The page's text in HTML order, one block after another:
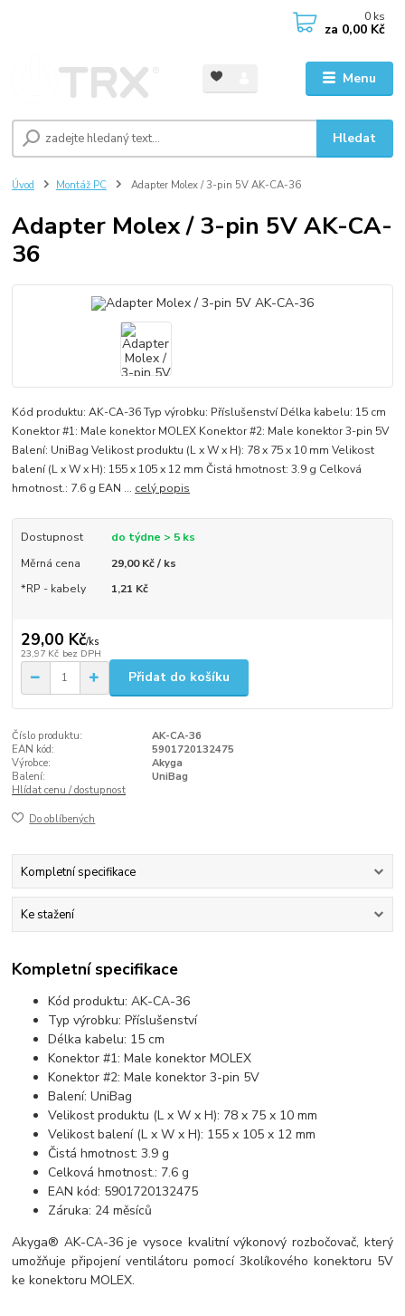
Menu
Hledat
0 ks
za 0,00 Kč
Úvod Montáž PC Adapter Molex / 3-pin 5V AK-CA-36
Adapter Molex / 3-pin 5V AK-CA-
36
Kód produktu: AK-CA-36 Typ výrobku: Příslušenství Délka kabelu: 15 cm
Konektor #1: Male konektor MOLEX Konektor #2: Male konektor 3-pin 5V
Balení: UniBag Velikost produktu (L x W x H): 78 x 75 x 10 mm Velikost
balení (L x W x H): 155 x 105 x 12 mm Čistá hmotnost: 3.9 g Celková
hmotnost.: 7.6 g EAN ... celý popis
Dostupnost
do týdne > 5 ks
Měrná cena
29,00 Kč / ks
*RP - kabely
1,21 Kč
29,00 Kč/ks
23,97 Kč bez DPH
Přidat do košíku
Číslo produktu:
AK-CA-36
EAN kód:
5901720132475
Výrobce:
Akyga
Balení:
UniBag
Hlídat cenu / dostupnost
Do oblíbených
Kompletní specifikace
Ke stažení
Kompletní specifikace
Kód produktu: AK-CA-36
Typ výrobku: Příslušenství
Délka kabelu: 15 cm
Konektor #1: Male konektor MOLEX
Konektor #2: Male konektor 3-pin 5V
Balení: UniBag
Velikost produktu (L x W x H): 78 x 75 x 10 mm
Velikost balení (L x W x H): 155 x 105 x 12 mm
Čistá hmotnost: 3.9 g
Celková hmotnost.: 7.6 g
EAN kód: 5901720132475
Záruka: 24 měsíců
Akyga® AK-CA-36je vysoce kvalitnívýkonový rozbočovač, který
umožňuje připojení ventilátoru pomocí3kolíkového konektoru 5V
ke konektoruMOLEX.